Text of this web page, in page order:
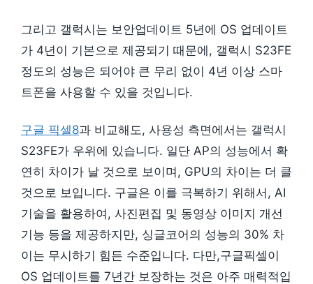
그리고 갤럭시는 보안업데이트 5년에 OS 업데이트
가 4년이 기본으로 제공되기 때문에, 갤럭시 S23FE
정도의 성능은 되어야 큰 무리 없이 4년 이상 스마
트폰을 사용할 수 있을 것입니다.
구글 픽셀8과 비교해도, 사용성 측면에서는 갤럭시
S23FE가 우위에 있습니다. 일단 AP의 성능에서 확
연히 차이가 날 것으로 보이며, GPU의 차이는 더 클
것으로 보입니다. 구글은 이를 극복하기 위해서, AI
기술을 활용하여, 사진편집 및 동영상 이미지 개선
기능 등을 제공하지만, 싱글코어의 성능의 30% 차
이는 무시하기 힘든 수준입니다. 다만,구글픽셀이
OS 업데이트를 7년간 보장하는 것은 아주 매력적입